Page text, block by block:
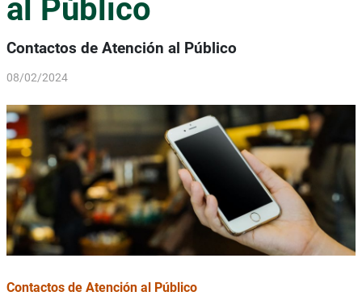
al Público
Contactos de Atención al Público
08/02/2024
Contactos de Atención al Público